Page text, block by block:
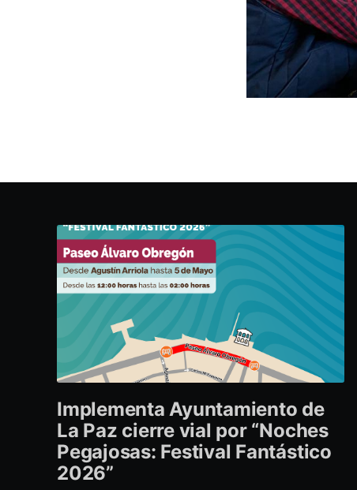
Implementa Ayuntamiento de
La Paz cierre vial por “Noches
Pegajosas: Festival Fantástico
2026”